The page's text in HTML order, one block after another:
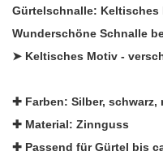
Gürtelschnalle: Keltisches
Wunderschöne Schnalle
➤ Keltisches Motiv -
✚ Farben: Silber, schwarz,
✚ Material: Zinnguss
✚ Passend für Gürtel bis